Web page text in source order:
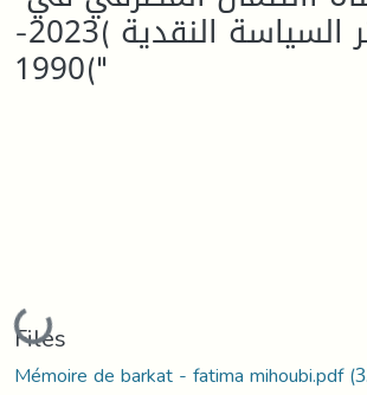
انتقال أثر السياسة النقدية )2023-
1990("
Loading...
Files
Mémoire de barkat - fatima mihoubi.pdf